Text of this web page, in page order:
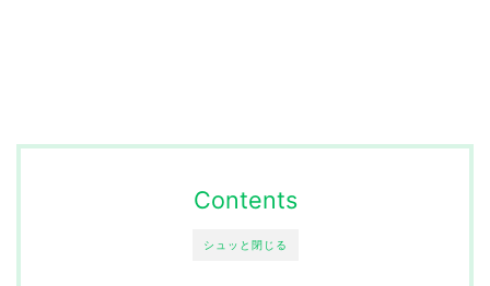
シュッと閉じる
Contents